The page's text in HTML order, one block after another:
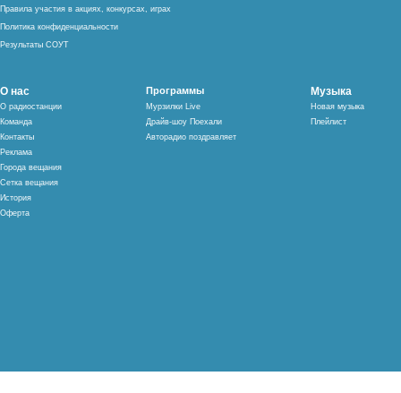
Правила участия в акциях, конкурсах, играх
Политика конфиденциальности
Результаты СОУТ
О нас
О радиостанции
Команда
Контакты
Реклама
Города вещания
Сетка вещания
История
Оферта
Программы
Мурзилки Live
Драйв-шоу Поехали
Авторадио поздравляет
Музыка
Новая музыка
Плейлист